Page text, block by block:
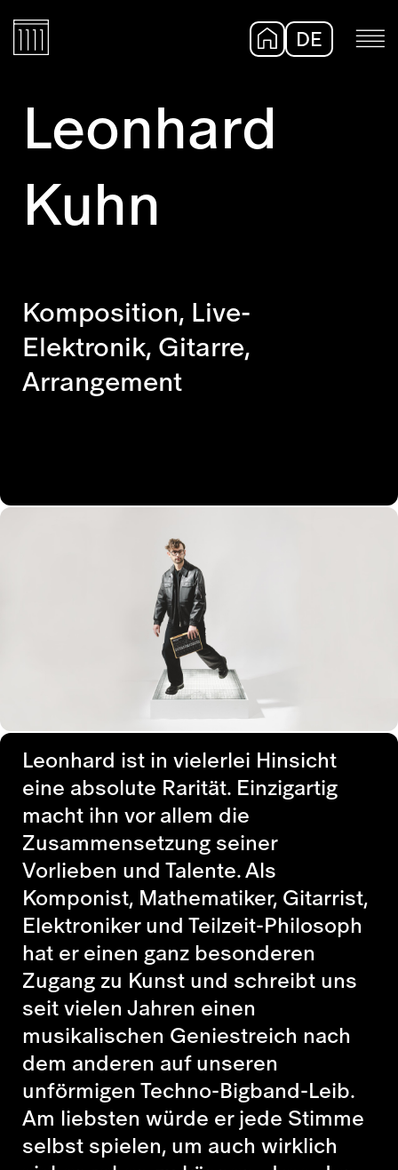
DE
Leonhard
Kuhn
Komposition, Live-
Elektronik, Gitarre,
Arrangement
Leonhard ist in vielerlei Hinsicht
eine absolute Rarität. Einzigartig
macht ihn vor allem die
Zusammensetzung seiner
Vorlieben und Talente. Als
Komponist, Mathematiker, Gitarrist,
Elektroniker und Teilzeit-Philosoph
hat er einen ganz besonderen
Zugang zu Kunst und schreibt uns
seit vielen Jahren einen
musikalischen Geniestreich nach
dem anderen auf unseren
unförmigen Techno-Bigband-Leib.
Am liebsten würde er jede Stimme
selbst spielen, um auch wirklich